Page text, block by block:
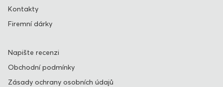
Kontakty
Firemní dárky
Napište recenzi
Obchodní podmínky
Zásady ochrany osobních údajů